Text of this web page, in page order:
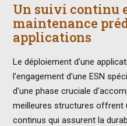
Un suivi continu
maintenance
applications
Le déploiement d'une
l'engagement d'une ESN
d'une phase cruciale
meilleures structures offrent
continus qui assurent la